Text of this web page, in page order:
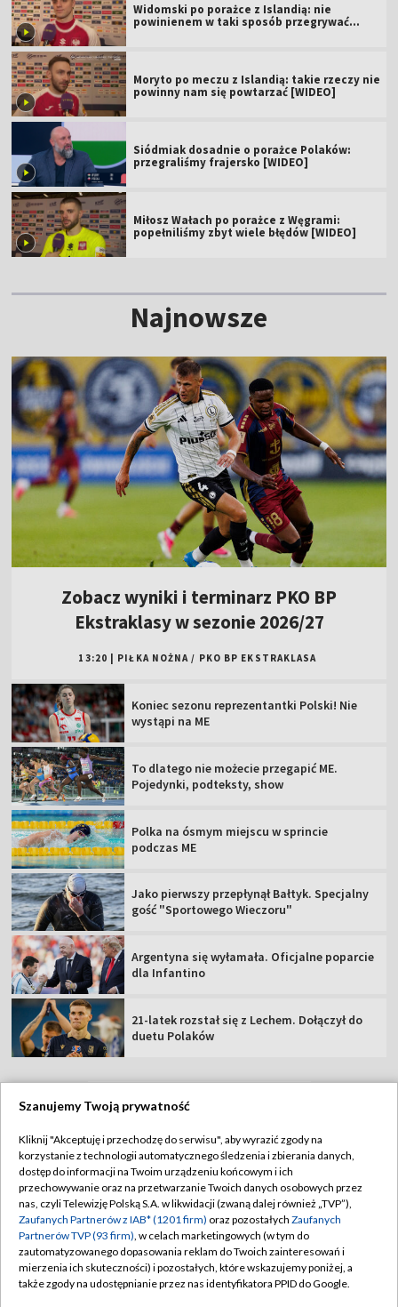
Widomski po porażce z Islandią: nie
powinienem w taki sposób przegrywać
Moryto po meczu z Islandią: takie rzeczy nie
powinny nam się powtarzać [WIDEO]
Siódmiak dosadnie o porażce Polaków:
przegraliśmy frajersko [WIDEO]
Miłosz Wałach po porażce z Węgrami:
popełniliśmy zbyt wiele błędów [WIDEO]
Najnowsze
Zobacz wyniki i terminarz PKO BP
Ekstraklasy w sezonie 2026/27
13:20 PIŁKA NOŻNA / PKO BP EKSTRAKLASA
Koniec sezonu reprezentantki Polski! Nie
wystąpi na ME
To dlatego nie możecie przegapić ME.
Pojedynki, podteksty, show
Polka na ósmym miejscu w sprincie
podczas ME
Jako pierwszy przepłynął Bałtyk. Specjalny
gość "Sportowego Wieczoru"
Argentyna się wyłamała. Oficjalne poparcie
dla Infantino
21-latek rozstał się z Lechem. Dołączył do
duetu Polaków
Abonament TVP
Sklep TVP
Biuro Reklamy
Oferta Handlowa
Telegazeta ogłoszenia
Regulamin TVP
Polityka prywatności
Moje zgody
Biuro reklamy
Kontakt
Szanujemy Twoją prywatność
Kliknij "Akceptuję i przechodzę do serwisu", aby wyrazić zgody na
korzystanie z technologii automatycznego śledzenia i zbierania danych,
dostęp do informacji na Twoim urządzeniu końcowym i ich
przechowywanie oraz na przetwarzanie Twoich danych osobowych przez
nas, czyli Telewizję Polską S.A. w likwidacji (zwaną dalej również „TVP”),
Zaufanych Partnerów z IAB* (1201 firm) oraz pozostałych Zaufanych
Partnerów TVP (93 firm), w celach marketingowych (w tym do
zautomatyzowanego dopasowania reklam do Twoich zainteresowań i
mierzenia ich skuteczności) i pozostałych, które wskazujemy poniżej, a
także zgody na udostępnianie przez nas identyfikatora PPID do Google.